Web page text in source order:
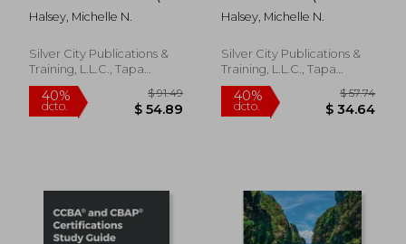
Inglés)
Halsey, Michelle N.
Silver City Publications &
Training, L.L.C., Tapa
Blanda, Nuevo
Inglés)
Halsey, Michelle N.
Silver City Publications &
Training, L.L.C., Tapa
Blanda, Nuevo